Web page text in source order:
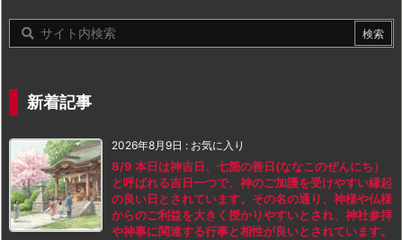
新着記事
2026年8月9日 : お気に入り
8/9 本日は神吉日、七箇の善日(ななこのぜんにち）
と呼ばれる吉日一つで、神のご加護を受けやすい縁起
の良い日とされています。その名の通り、神様や仏様
からのご利益を大きく授かりやすいとされ、神社参拝
や神事に関連する行事と相性が良いとされています。